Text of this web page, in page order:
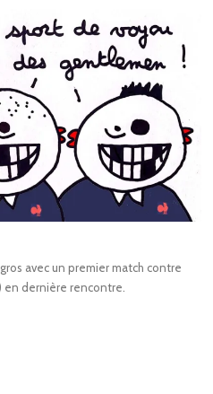
avec un premier match contre
en dernière rencontre.